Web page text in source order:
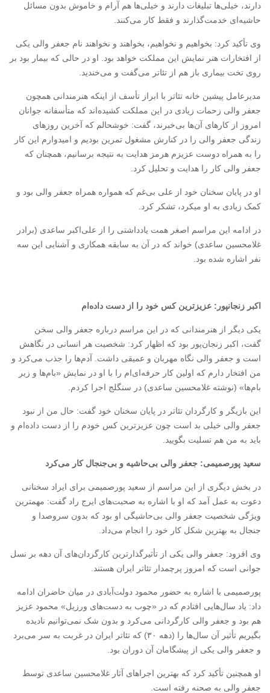
دارند، خیلی‌ها تبلیغات دارند و خیلی‌ها هم آرام و خاموش بدون مسائل
حاشیه‌ای خدمت‌گذارند و فقط کار می‌کنند.
وی تأکید کرد: بخواهیم و نخواهیم، بخواهند و نخواهند نام جعفر والی یکی
از افتخارات هنر نمایش این مملکت خواهد بود. او در حالی که بیمار بود بر
روی تخت بیماری باز هم از تئاتر می‌گفت و می‌خندید.
مدیرعامل پیشین خانه تئاتر با ابراز تأسف از اینکه هنرمندانی همچون
جعفر والی زحمات زیادی در این مملکت کشیده‌اند که متأسفانه جوانان
امروز از کارهای آن‌ها بی‌خبرند، گفت: خوشحالم که آخرین روزهای
زندگی جعفر والی را در کنارش مشغول تمرین بودیم و امیدوارم این کار
را به همراه دوست عزیزم هرمز هدایت به نتیجه برسانیم، همچنان که
جعفر والی کار را هدایت و تحلیل کرد.
او در پایان سخنان خود از علی بی‌غم که همواره همراه جعفر والی بود و
کمک زیادی به او میکرد، تشکر کرد.
در ادامه این مراسم اصغر همت یادداشتی را از علی‌اکبر ساعدی (برادر
غلامحسین ساعدی) خواند که در آن به سابقه همکاری و آشنایی این سه
نفر اشاره شده بود.
اکبر زنجانپور: عزیزترین کس خود را از دست داده‌ام
یکی دیگر از هنرمندانی که در این مراسم درباره جعفر والی سخن
گفت، اکبر زنجان‌پور بود که اظهار کرد: شخصیت هر انسانی در نگاهش
است و جعفر والی نگاه مهربان و عمیقی داشت. آدم‌ها را جذب می‌کرد و
من افتخار دارم که اولین کار حرفه‌ای‌ام را با او در نمایش «بام‌ها و زیر
بام‌ها» (نوشته غلامحسین ساعدی) در سنگلج اجرا کردم.
این بازیگر و کارگردان تئاتر در پایان سخنان خود گفت:‌ حال من از نبود
جعفر والی خیلی بد است چون عزیزترین کس خودم را از دست داده‌ام و
باید به من هم تسلیت بگویید.
سعید پورصمیمی: جعفر والی بی‌حاشیه و بی‌جنجال کار می‌کرد
در بخش دیگری از این مراسم از سعید پورصمیمی برای ایراد سخنانی
دعوت به عمل آمد که او با اشاره به صحبت‌های ایرج راد گفت: مهمترین
ویژگی شخصیت جعفر والی بی‌حاشیگی او بود که بدون سروصدا و
جنجال به بهترین شکل کار خود را انجام می‌داد.
وی افزود: جعفر والی یکی از تأثیرگذارترین کارگردان‌های آن دهه بر نسل
جوانی است که امروز پرچمدار تئاتر ایران هستند.
پورصمیمی با اشاره به حضور محمود دولت‌آبادی در میان حاضران ادامه
داد: یاد سال‌هایی افتادم که در «چوب به دست‌های ورزیل» محمود عزیز
هم بود و جعفر والی کارگردانی می‌کرد و بدون شک نمی‌توانیم نادیده
بگیریم تأثیر آن سال‌ها را (دهه ۳۰) که تئاتر ایران در غربت به سر می‌برد
و جعفر والی یکی از پیشگامان آن دوران بود.
او همچنین تأکید کرد که بهترین اجراهای آثار غلامحسین ساعدی توسط
جعفر والی به صحنه رفته است.